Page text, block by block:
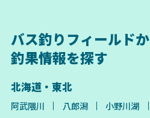
バス釣りフィールド
釣果情報を探す
北海道・東北
阿武隈川 八郎潟 小野川湖